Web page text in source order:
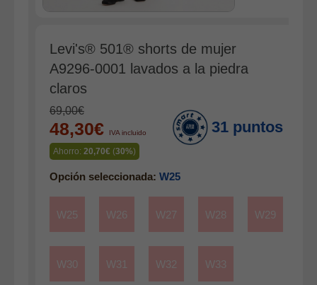
Calcetines
Calzado
Gabardina invierno hombre
Gabardina verano hombre
Pana mujer
Ropa interior
Levi's® 501® shorts de mujer
A9296-0001 lavados a la piedra
claros
69,00€
48,30€ IVA incluido
Ahorro: 20,70€ (30%)
31 puntos
Opción seleccionada: W25
W25 W26 W27 W28 W29
W30 W31 W32 W33